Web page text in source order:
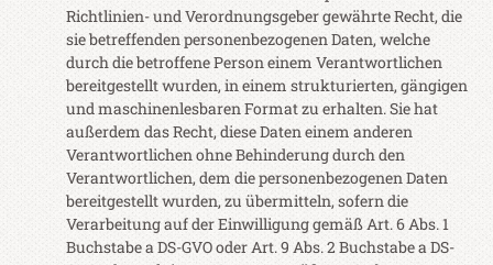
Richtlinien- und Verordnungsgeber gewährte Recht, die
sie betreffenden personenbezogenen Daten, welche
durch die betroffene Person einem Verantwortlichen
bereitgestellt wurden, in einem strukturierten, gängigen
und maschinenlesbaren Format zu erhalten. Sie hat
außerdem das Recht, diese Daten einem anderen
Verantwortlichen ohne Behinderung durch den
Verantwortlichen, dem die personenbezogenen Daten
bereitgestellt wurden, zu übermitteln, sofern die
Verarbeitung auf der Einwilligung gemäß Art. 6 Abs. 1
Buchstabe a DS-GVO oder Art. 9 Abs. 2 Buchstabe a DS-